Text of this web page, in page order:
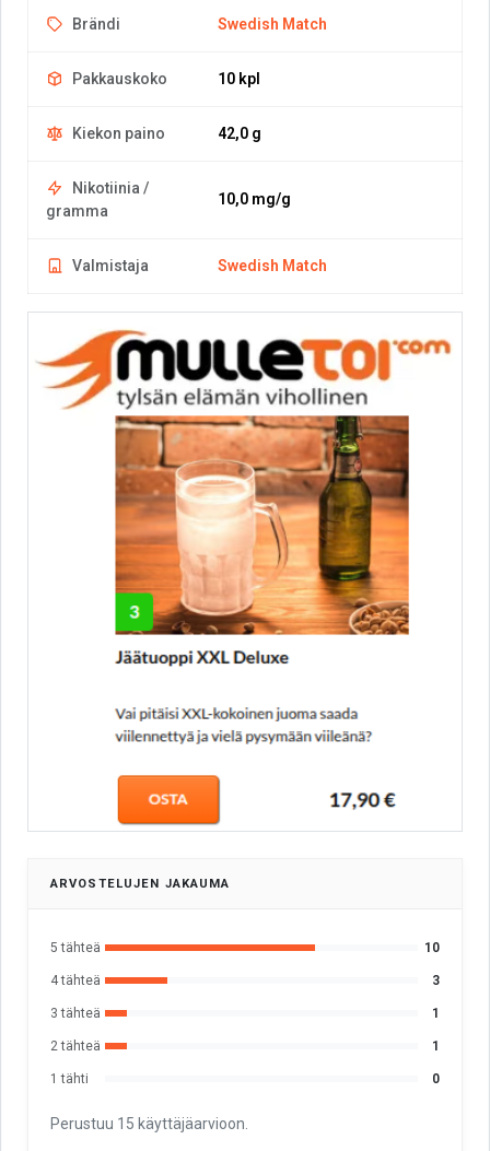
Brändi Swedish Match
Pakkauskoko 10 kpl
Kiekon paino 42,0 g
Nikotiinia /
gramma
10,0 mg/g
Valmistaja Swedish Match
ARVOSTELUJEN JAKAUMA
5 tähteä 10
4 tähteä 3
3 tähteä 1
2 tähteä 1
1 tähti 0
Perustuu 15 käyttäjäarvioon.